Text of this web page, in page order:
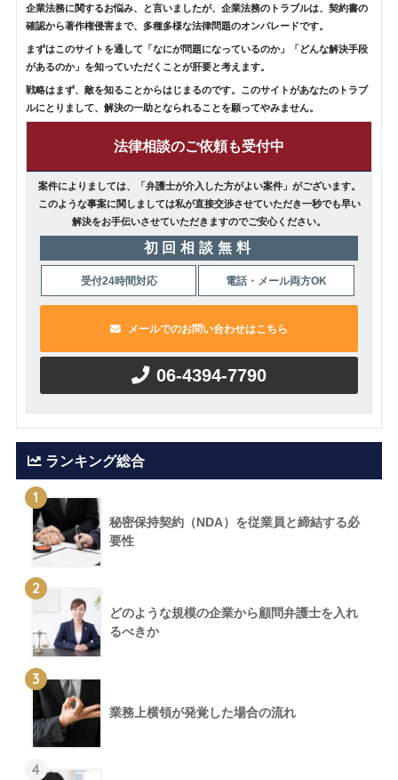
企業法務に関するお悩み、と言いましたが、企業法務のトラブルは、契約書の
確認から著作権侵害まで、多種多様な法律問題のオンパレードです。
まずはこのサイトを通して「なにが問題になっているのか」「どんな解決手段
があるのか」を知っていただくことが肝要と考えます。
戦略はまず、敵を知ることからはじまるのです。このサイトがあなたのトラブ
ルにとりまして、解決の一助となられることを願ってやみません。
法律相談のご依頼も受付中
案件によりましては、「弁護士が介入した方がよい案件」がございます。
このような事案に関しましては私が直接交渉させていただき一秒でも早い
解決をお手伝いさせていただきますのでご安心ください。
初回相談無料
受付24時間対応 電話・メール両方OK
メールでのお問い合わせはこちら
06-4394-7790
ランキング総合
1
秘密保持契約（NDA）を従業員と締結する必
要性
2
どのような規模の企業から顧問弁護士を入れ
るべきか
3
業務上横領が発覚した場合の流れ
4